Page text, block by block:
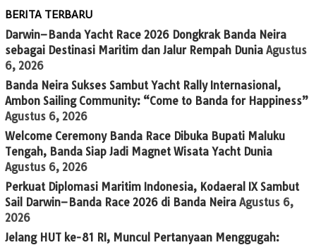
BERITA TERBARU
Darwin–Banda Yacht Race 2026 Dongkrak Banda Neira
sebagai Destinasi Maritim dan Jalur Rempah Dunia Agustus
6, 2026
Banda Neira Sukses Sambut Yacht Rally Internasional,
Ambon Sailing Community: “Come to Banda for Happiness”
Agustus 6, 2026
Welcome Ceremony Banda Race Dibuka Bupati Maluku
Tengah, Banda Siap Jadi Magnet Wisata Yacht Dunia
Agustus 6, 2026
Perkuat Diplomasi Maritim Indonesia, Kodaeral IX Sambut
Sail Darwin–Banda Race 2026 di Banda Neira Agustus 6,
2026
Jelang HUT ke-81 RI, Muncul Pertanyaan Menggugah: